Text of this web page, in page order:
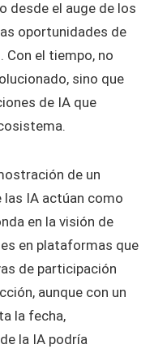
desde el auge de los
oportunidades de
Con el tiempo, no
sino que
de IA que
de un
las IA actúan como
en la visión de
en plataformas que
de participación
aunque con un
la fecha,
la IA podría